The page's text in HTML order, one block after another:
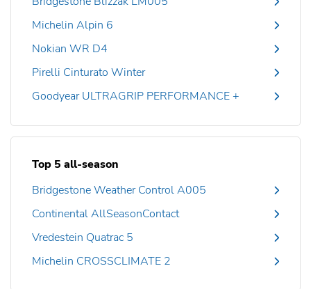
Michelin Alpin 6
Nokian WR D4
Pirelli Cinturato Winter
Goodyear ULTRAGRIP PERFORMANCE +
Top 5 all-season
Bridgestone Weather Control A005
Continental AllSeasonContact
Vredestein Quatrac 5
Michelin CROSSCLIMATE 2